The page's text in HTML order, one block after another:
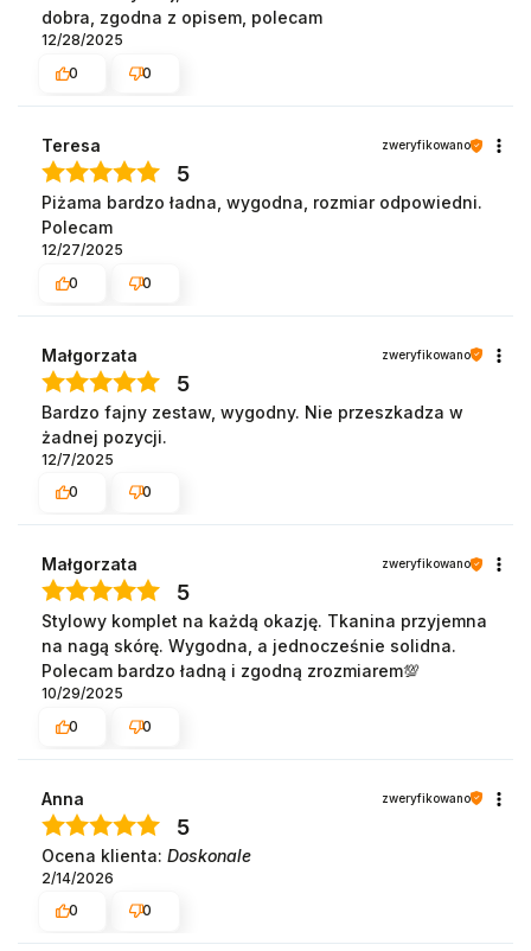
dobra, zgodna z opisem, polecam
12/28/2025
0
0
Teresa zweryfikowano
5
Piżama bardzo ładna, wygodna, rozmiar odpowiedni.
Polecam
12/27/2025
0
0
Małgorzata zweryfikowano
5
Bardzo fajny zestaw, wygodny. Nie przeszkadza w
żadnej pozycji.
12/7/2025
0
0
Małgorzata zweryfikowano
5
Stylowy komplet na każdą okazję. Tkanina przyjemna
na nagą skórę. Wygodna, a jednocześnie solidna.
Polecam bardzo ładną i zgodną zrozmiarem💯
10/29/2025
0
0
Anna zweryfikowano
5
Ocena klienta: Doskonale
2/14/2026
0
0